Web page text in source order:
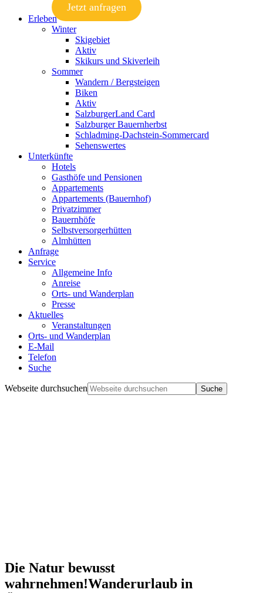
Jetzt anfragen
Erleben
Winter
Skigebiet
Aktiv
Skikurs und Skiverleih
Sommer
Wandern / Bergsteigen
Biken
Aktiv
SalzburgerLand Card
Salzburger Bauernherbst
Schladming-Dachstein-Sommercard
Sehenswertes
Unterkünfte
Hotels
Gasthöfe und Pensionen
Appartements
Appartements (Bauernhof)
Privatzimmer
Bauernhöfe
Selbstversorgerhütten
Almhütten
Anfrage
Service
Allgemeine Info
Anreise
Orts- und Wanderplan
Presse
Aktuelles
Veranstaltungen
Orts- und Wanderplan
E-Mail
Telefon
Suche
Webseite durchsuchen
Die Natur bewusst
wahrnehmen!Wanderurlaub in